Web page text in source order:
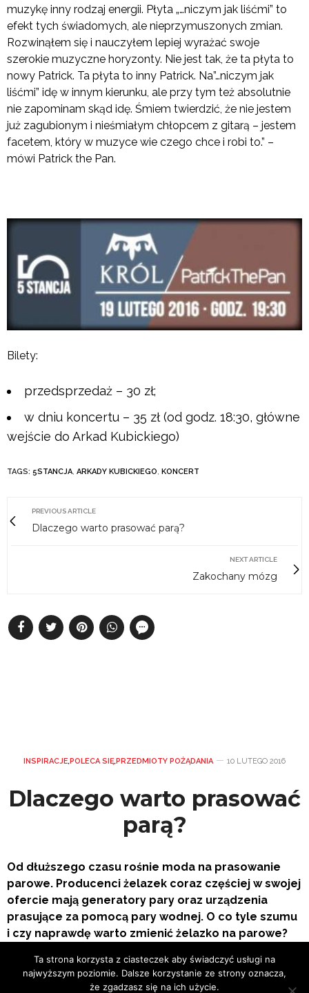
muzykę inny rodzaj energii. Płyta „…niczym jak liśćmi” to
efekt tych świadomych, ale nieprzymuszonych zmian.
Rozwinąłem się i nauczyłem lepiej wyrażać swoje
szerokie muzyczne horyzonty. Nie jest tak, że ta płyta to
nowy Patrick. Ta płyta to inny Patrick. Na”…niczym jak
liśćmi” idę w innym kierunku, ale przy tym też absolutnie
nie zapominam skąd idę. Śmiem twierdzić, że nie jestem
już zagubionym i nieśmiałym chłopcem z gitarą – jestem
facetem, który w muzyce wie czego chce i robi to.” –
mówi Patrick the Pan.
Bilety:
przedsprzedaż – 30 zł;
w dniu koncertu – 35 zł (od godz. 18:30, główne
wejście do Arkad Kubickiego)
TAGS: 5STANCJA ARKADY KUBICKIEGO KONCERT
PREVIOUS ARTICLE
Dlaczego warto prasować parą?
NEXT ARTICLE
Zakochany mózg
INSPIRACJE POLECA SIĘPRZEDMIOTY POŻĄDANIA 10 LUTEGO 2016
Dlaczego warto prasować
parą?
Od dłuższego czasu rośnie moda na prasowanie
parowe. Producenci żelazek coraz częściej w swojej
ofercie mają generatory pary oraz urządzenia
prasujące za pomocą pary wodnej. O co tyle szumu
i czy naprawdę warto zmienić żelazko na parowe?
Ta strona korzysta z ciasteczek aby świadczyć usługi na
najwyższym poziomie. Dalsze korzystanie ze strony oznacza,
że zgadzasz się na ich użycie.